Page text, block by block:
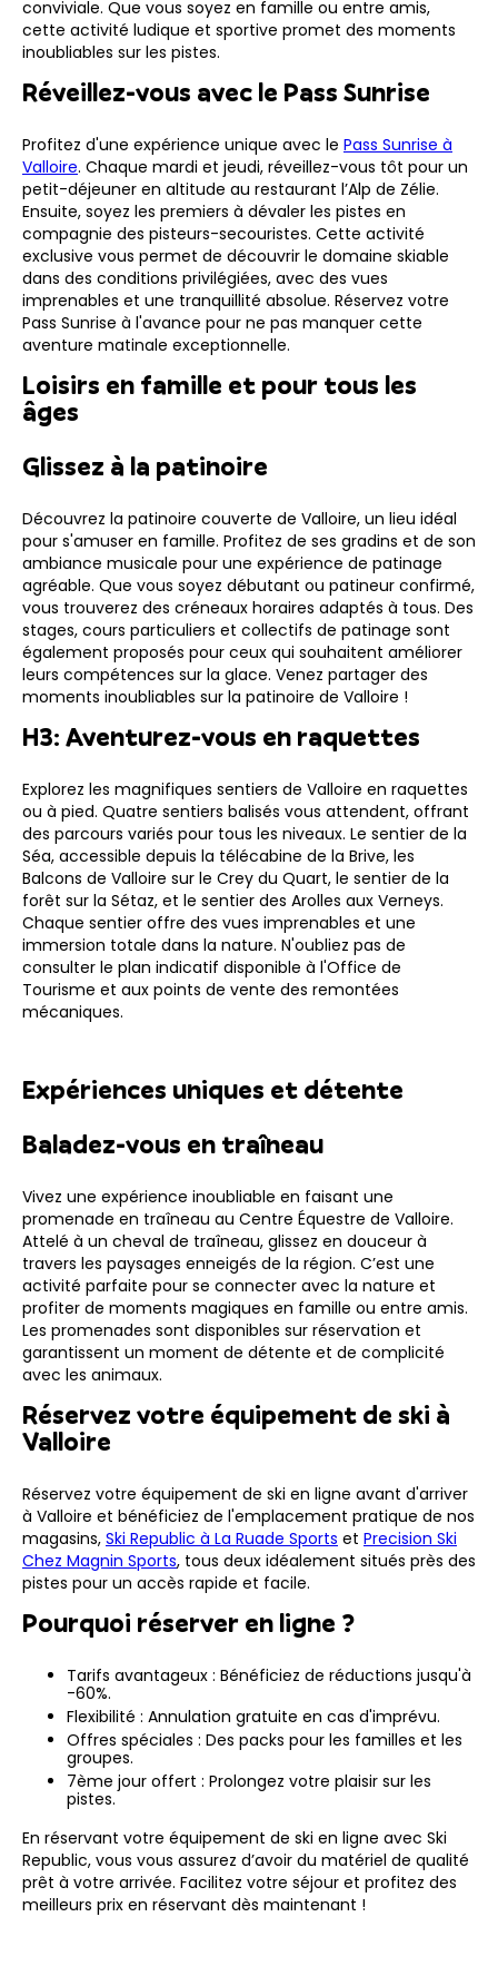
conviviale. Que vous soyez en famille ou entre amis,
cette activité ludique et sportive promet des moments
inoubliables sur les pistes.
Réveillez-vous avec le Pass Sunrise
Profitez d'une expérience unique avec le Pass Sunrise à
Valloire. Chaque mardi et jeudi, réveillez-vous tôt pour un
petit-déjeuner en altitude au restaurant l’Alp de Zélie.
Ensuite, soyez les premiers à dévaler les pistes en
compagnie des pisteurs-secouristes. Cette activité
exclusive vous permet de découvrir le domaine skiable
dans des conditions privilégiées, avec des vues
imprenables et une tranquillité absolue. Réservez votre
Pass Sunrise à l'avance pour ne pas manquer cette
aventure matinale exceptionnelle.
Loisirs en famille et pour tous les
âges
Glissez à la patinoire
Découvrez la patinoire couverte de Valloire, un lieu idéal
pour s'amuser en famille. Profitez de ses gradins et de son
ambiance musicale pour une expérience de patinage
agréable. Que vous soyez débutant ou patineur confirmé,
vous trouverez des créneaux horaires adaptés à tous. Des
stages, cours particuliers et collectifs de patinage sont
également proposés pour ceux qui souhaitent améliorer
leurs compétences sur la glace. Venez partager des
moments inoubliables sur la patinoire de Valloire !
H3: Aventurez-vous en raquettes
Explorez les magnifiques sentiers de Valloire en raquettes
ou à pied. Quatre sentiers balisés vous attendent, offrant
des parcours variés pour tous les niveaux. Le sentier de la
Séa, accessible depuis la télécabine de la Brive, les
Balcons de Valloire sur le Crey du Quart, le sentier de la
forêt sur la Sétaz, et le sentier des Arolles aux Verneys.
Chaque sentier offre des vues imprenables et une
immersion totale dans la nature. N'oubliez pas de
consulter le plan indicatif disponible à l'Office de
Tourisme et aux points de vente des remontées
mécaniques.
Expériences uniques et détente
Baladez-vous en traîneau
Vivez une expérience inoubliable en faisant une
promenade en traîneau au Centre Équestre de Valloire.
Attelé à un cheval de traîneau, glissez en douceur à
travers les paysages enneigés de la région. C’est une
activité parfaite pour se connecter avec la nature et
profiter de moments magiques en famille ou entre amis.
Les promenades sont disponibles sur réservation et
garantissent un moment de détente et de complicité
avec les animaux.
Réservez votre équipement de ski à
Valloire
Réservez votre équipement de ski en ligne avant d'arriver
à Valloire et bénéficiez de l'emplacement pratique de nos
magasins, Ski Republic à La Ruade Sports et Precision Ski
Chez Magnin Sports, tous deux idéalement situés près des
pistes pour un accès rapide et facile.
Pourquoi réserver en ligne ?
Tarifs avantageux : Bénéficiez de réductions jusqu'à
-60%.
Flexibilité : Annulation gratuite en cas d'imprévu.
Offres spéciales : Des packs pour les familles et les
groupes.
7ème jour offert : Prolongez votre plaisir sur les
pistes.
En réservant votre équipement de ski en ligne avec Ski
Republic, vous vous assurez d’avoir du matériel de qualité
prêt à votre arrivée. Facilitez votre séjour et profitez des
meilleurs prix en réservant dès maintenant !